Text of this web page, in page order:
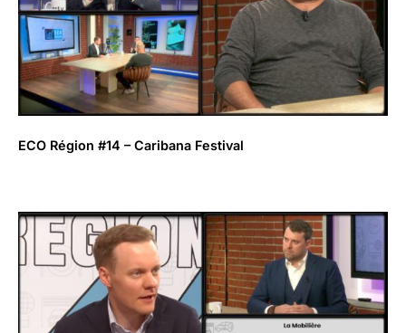
ECO Région #14 – Caribana Festival